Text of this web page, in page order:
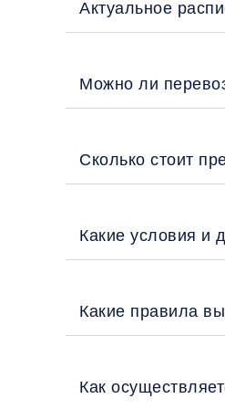
Актуальное
Можно ли
Сколько стоит
Какие условия и
Какие правила
Как